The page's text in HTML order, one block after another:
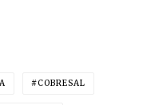
COBRESAL